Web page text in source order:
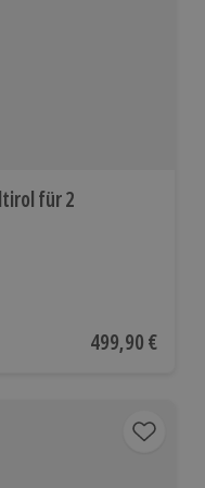
für 2
3 BewertungenAktueller Preis
499,90 €